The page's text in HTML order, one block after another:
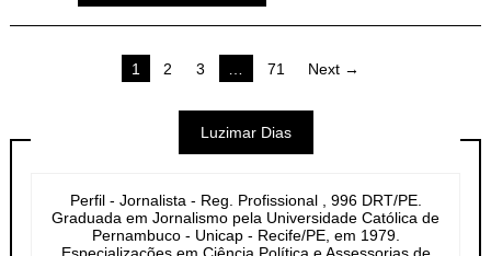
Navegação
posts
1 2 3 71 Next →
Luzimar Dias
Perfil - Jornalista - Reg. Profissional , 996 DRT/PE.
Graduada em Jornalismo pela Universidade Católica de
Pernambuco - Unicap - Recife/PE, em 1979.